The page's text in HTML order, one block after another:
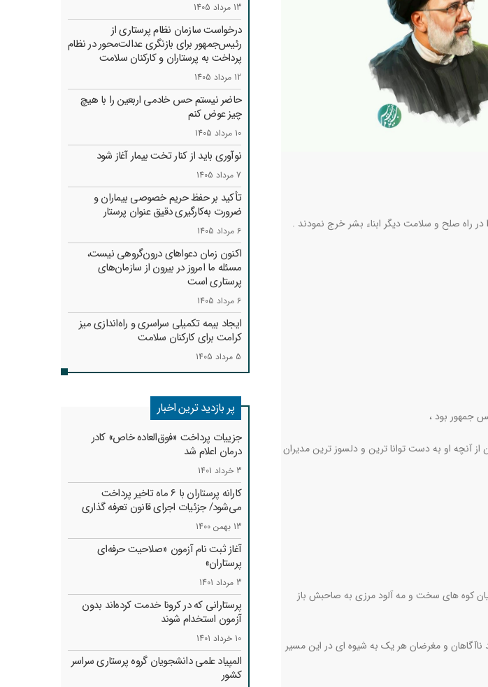
راه صلح و سلامت دیگر ابناء بشر خرج نمودند .
از آنچه او به دست توانا ترین و دلسوز ترین مدیران
کوه های سخت و مه آلود مرزی به صاحبش باز
و مغرضان هر یک به شیوه ای در این مسیر
13 مرداد 1405
درخواست سازمان نظام پرستاری از
رئیس‌جمهور برای بازنگری عدالت‌محور در نظام
پرداخت به پرستاران و کارکنان سلامت
12 مرداد 1405
حاضر نیستم حس خادمی اربعین را با هیچ
چیز عوض کنم
10 مرداد 1405
نوآوری باید از کنار تخت بیمار آغاز شود
7 مرداد 1405
تأکید بر حفظ حریم خصوصی بیماران و
ضرورت به‌کارگیری دقیق عنوان پرستار
6 مرداد 1405
اکنون زمان دعواهای درون‌گروهی نیست،
مسئله ما امروز در بیرون از سازمان‌های
پرستاری است
6 مرداد 1405
ایجاد بیمه تکمیلی سراسری و راه‌اندازی میز
کرامت برای کارکنان سلامت
5 مرداد 1405
پر بازدید ترین اخبار
جزییات پرداخت «فوق‌العاده خاص» کادر
درمان اعلام شد
3 خرداد 1401
کارانه‌ پرستاران با 6 ماه تاخیر پرداخت
می‌شود/ جزئیات اجرای قانون تعرفه گذاری
13 بهمن 1400
آغاز ثبت نام آزمون «صلاحیت حرفه‌ای
پرستاران»
3 مرداد 1401
پرستارانی که در کرونا خدمت کرد‌ه‌اند بدون
آزمون استخدام شوند
10 خرداد 1401
المپیاد علمی دانشجویان گروه پرستاری سراسر
کشور